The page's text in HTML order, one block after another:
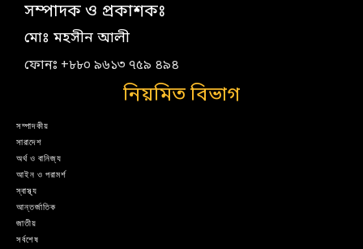
সম্পাদক ও প্রকাশকঃ
মোঃ মহসীন আলী
ফোনঃ +৮৮০ ৯৬১৩ ৭৫৯ ৪৯৪
নিয়মিত বিভাগ
সম্পাদকীয়
সারাদেশ
অর্থ ও বানিজ্য
আইন ও পরামর্শ
স্বাস্থ্য
আন্তর্জাতিক
জাতীয়
সর্বশেষ